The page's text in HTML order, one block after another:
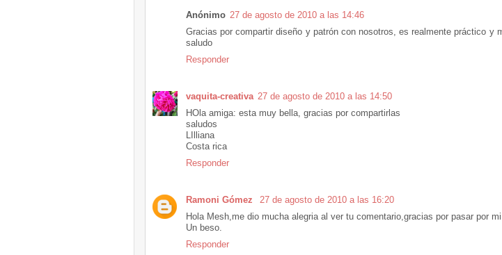
Anónimo 27 de agosto de 2010 a las 14:46
Gracias por compartir diseño y patrón con nosotros, es realmente práctico y
saludo
Responder
vaquita-creativa 27 de agosto de 2010 a las 14:50
HOla amiga: esta muy bella, gracias por compartirlas
saludos
LIlliana
Costa rica
Responder
Ramoni Gómez
27 de agosto de 2010 a las 16:20
Hola Mesh,me dio mucha alegria al ver tu comentario,gracias por pasar por
Un beso.
Responder